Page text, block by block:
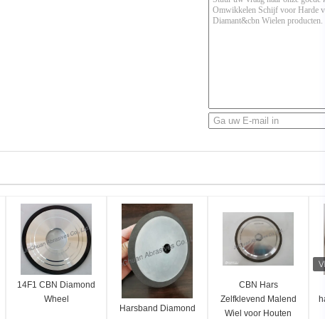
14F1 CBN Diamond
Wheel
Harsband Diamond
CBN Hars
Zelfklevend Malend
Wiel voor Houten